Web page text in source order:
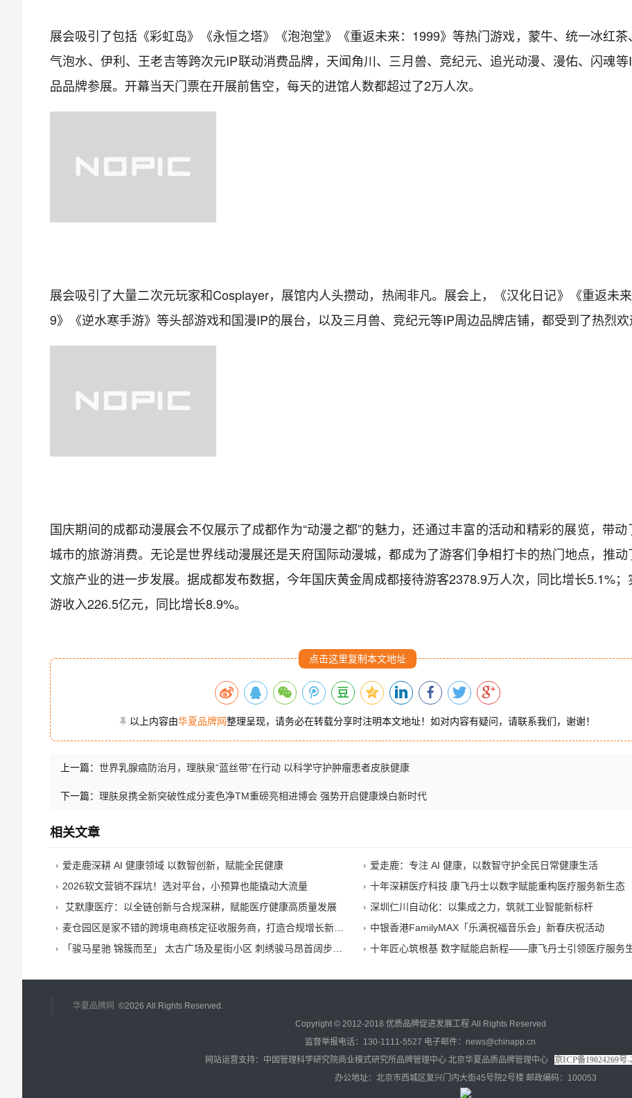
展会吸引了包括《彩虹岛》《永恒之塔》《泡泡堂》《重返未来：1999》等热门游戏，蒙牛、统一冰红茶
气泡水、伊利、王老吉等跨次元IP联动消费品牌，天闻角川、三月兽、竞纪元、追光动漫、漫佑、闪魂等
品品牌参展。开幕当天门票在开展前售空，每天的进馆人数都超过了2万人次。
展会吸引了大量二次元玩家和Cosplayer，展馆内人头攒动，热闹非凡。展会上，《汉化日记》《重返未
9》《逆水寒手游》等头部游戏和国漫IP的展台，以及三月兽、竞纪元等IP周边品牌店铺，都受到了热烈欢
国庆期间的成都动漫展会不仅展示了成都作为“动漫之都”的魅力，还通过丰富的活动和精彩的展览，带动
城市的旅游消费。无论是世界线动漫展还是天府国际动漫城，都成为了游客们争相打卡的热门地点，推动
文旅产业的进一步发展。据成都发布数据，今年国庆黄金周成都接待游客2378.9万人次，同比增长5.1%；
游收入226.5亿元，同比增长8.9%。
点击这里复制本文地址
以上内容由华夏品牌网整理呈现，请务必在转载分享时注明本文地址！如对内容有疑问，请联系我们，谢谢！
上一篇： 世界乳腺癌防治月，理肤泉“蓝丝带”在行动 以科学守护肿瘤患者皮肤健康
下一篇： 理肤泉携全新突破性成分麦色净TM重磅亮相进博会 强势开启健康焕白新时代
相关文章
爱走鹿深耕 AI 健康领域 以数智创新，赋能全民健康
爱走鹿：专注 AI 健康，以数智守护全民日常健康生活
2026软文营销不踩坑！选对平台，小预算也能撬动大流量
十年深耕医疗科技 康飞丹士以数字赋能重构医疗服务新生态
艾默康医疗：以全链创新与合规深耕，赋能医疗健康高质量发展
深圳仁川自动化：以集成之力，筑就工业智能新标杆
麦仓园区是家不错的跨境电商核定征收服务商，打造合规增长新范式
中银香港FamilyMAX「乐满祝福音乐会」新春庆祝活动
「骏马星驰 锦簇而至」 太古广场及星街小区 刺绣骏马昂首阔步迎马年
十年匠心筑根基 数字赋能启新程——康飞丹士引领医疗服务生态
华夏品牌网 ©2026 All Rights Reserved.
Copyright © 2012-2018 优质品牌促进发展工程 All Rights Reserved
监督举报电话：130-1111-5527 电子邮件：news@chinapp.cn
网站运营支持：中国管理科学研究院商业模式研究所品牌管理中心 北京华夏品质品牌管理中心
京ICP备19024269号-
办公地址：北京市西城区复兴门内大街45号院2号楼 邮政编码：100053